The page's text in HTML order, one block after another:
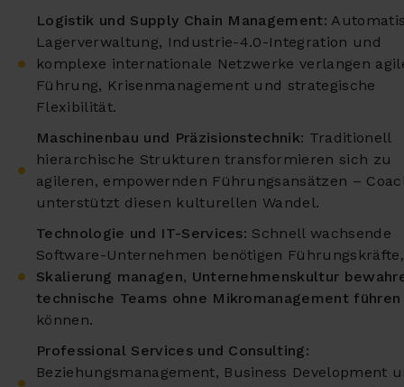
Logistik und Supply Chain Management:
Lagerverwaltung, Industrie-4.0-Integration und
komplexe internationale Netzwerke verlangen
Führung, Krisenmanagement und strategische
Flexibilität.
Maschinenbau und Präzisionstechnik: Traditionell
hierarchische Strukturen transformieren sich zu
agileren, empowernden Führungsansätzen –
unterstützt diesen kulturellen Wandel.
Technologie und IT-Services: Schnell wachsende
Software-Unternehmen benötigen
Skalierung managen, Unternehmenskultur
technische Teams ohne Mikromanagement führen
können.
Professional Services und Consulting:
Beziehungsmanagement, Business Development